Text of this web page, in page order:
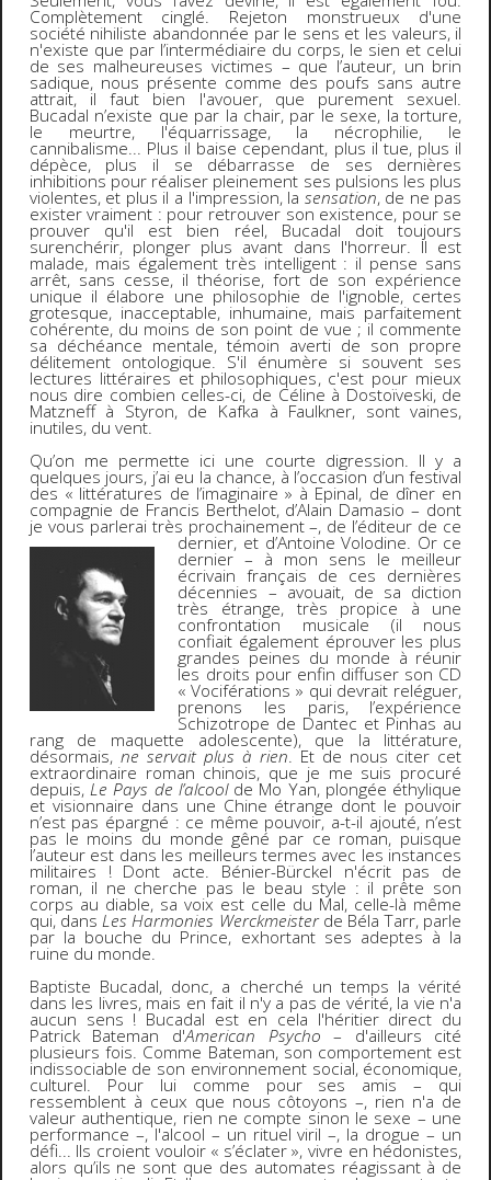
Complètement cinglé. Rejeton monstrueux d'une
société nihiliste abandonnée par le sens et les valeurs, il
n'existe que par l’intermédiaire du corps, le sien et celui
de ses malheureuses victimes – que l’auteur, un brin
sadique, nous présente comme des poufs sans autre
attrait, il faut bien l'avouer, que purement sexuel.
Bucadal n’existe que par la chair, par le sexe, la torture,
le meurtre, l'équarrissage, la nécrophilie, le
cannibalisme... Plus il baise cependant, plus il tue, plus il
dépèce, plus il se débarrasse de ses dernières
inhibitions pour réaliser pleinement ses pulsions les plus
violentes, et plus il a l'impression, la sensation, de ne pas
exister vraiment : pour retrouver son existence, pour se
prouver qu'il est bien réel, Bucadal doit toujours
surenchérir, plonger plus avant dans l'horreur. Il est
malade, mais également très intelligent : il pense sans
arrêt, sans cesse, il théorise, fort de son expérience
unique il élabore une philosophie de l'ignoble, certes
grotesque, inacceptable, inhumaine, mais parfaitement
cohérente, du moins de son point de vue ; il commente
sa déchéance mentale, témoin averti de son propre
délitement ontologique. S'il énumère si souvent ses
lectures littéraires et philosophiques, c'est pour mieux
nous dire combien celles-ci, de Céline à Dostoïveski, de
Matzneff à Styron, de Kafka à Faulkner, sont vaines,
inutiles, du vent.
Qu’on me permette ici une courte digression. Il y a
quelques jours, j’ai eu la chance, à l’occasion d’un festival
des « littératures de l’imaginaire » à Epinal, de dîner en
compagnie de Francis Berthelot, d’Alain Damasio – dont
je vous parlerai très prochainement –, de l’éditeur de ce
dernier, et d’Antoine Volodine. Or ce
dernier – à mon sens le meilleur
écrivain français de ces dernières
décennies – avouait, de sa diction
très étrange, très propice à une
confrontation musicale (il nous
confiait également éprouver les plus
grandes peines du monde à réunir
les droits pour enfin diffuser son CD
« Vociférations » qui devrait reléguer,
prenons les paris, l’expérience
Schizotrope de Dantec et Pinhas au
rang de maquette adolescente), que la littérature,
désormais, ne servait plus à rien. Et de nous citer cet
extraordinaire roman chinois, que je me suis procuré
depuis,Le Pays de l’alcoolde Mo Yan, plongée éthylique
et visionnaire dans une Chine étrange dont le pouvoir
n’est pas épargné : ce même pouvoir, a-t-il ajouté, n’est
pas le moins du monde gêné par ce roman, puisque
l’auteur est dans les meilleurs termes avec les instances
militaires ! Dont acte. Bénier-Bürckel n'écrit pas de
roman, il ne cherche pas le beau style : il prête son
corps au diable, sa voix est celle du Mal, celle-là même
qui, dansLes Harmonies Werckmeisterde Béla Tarr, parle
par la bouche du Prince, exhortant ses adeptes à la
ruine du monde.
Baptiste Bucadal, donc, a cherché un temps la vérité
dans les livres, mais en fait il n'y a pas de vérité, la vie n'a
aucun sens ! Bucadal est en cela l'héritier direct du
Patrick Bateman d'American Psycho – d'ailleurs cité
plusieurs fois. Comme Bateman, son comportement est
indissociable de son environnement social, économique,
culturel. Pour lui comme pour ses amis – qui
ressemblent à ceux que nous côtoyons –, rien n'a de
valeur authentique, rien ne compte sinon le sexe – une
performance –, l'alcool – un rituel viril –, la drogue – un
défi... Ils croient vouloir « s’éclater », vivre en hédonistes,
alors qu’ils ne sont que des automates réagissant à de